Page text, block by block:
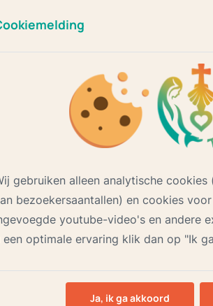
gebruiken alleen analytische
bezoekersaantallen) en cookies
youtube-video's en andere
een optimale ervaring klik dan op "Ik
Ja, ik ga akkoord